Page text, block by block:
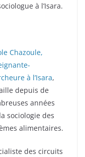
à l’Isara.
Chazoule,
à l’Isara,
depuis de
années
sociologie des
alimentaires.
des circuits